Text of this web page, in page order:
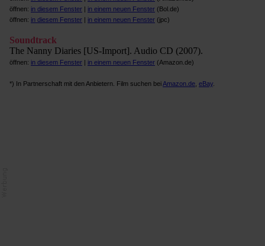
öffnen: in diesem Fenster | in einem neuen Fenster (Bol.de)
öffnen: in diesem Fenster | in einem neuen Fenster (jpc)
Soundtrack
The Nanny Diaries [US-Import]. Audio CD (2007).
öffnen: in diesem Fenster | in einem neuen Fenster (Amazon.de)
*) In Partnerschaft mit den Anbietern. Film suchen beiAmazon.de eBay